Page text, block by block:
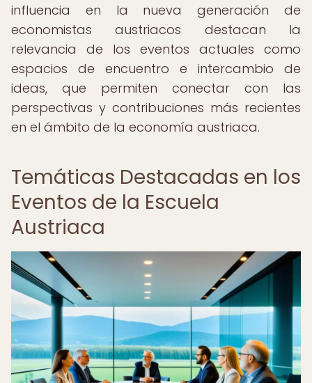
influencia en la nueva generación de
economistas austriacos destacan la
relevancia de los eventos actuales como
espacios de encuentro e intercambio de
ideas, que permiten conectar con las
perspectivas y contribuciones más recientes
en el ámbito de la economía austriaca.
Temáticas Destacadas en los
Eventos de la Escuela
Austriaca